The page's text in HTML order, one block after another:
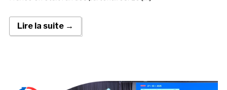
Lire la suite →